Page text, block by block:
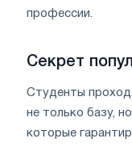
профессии.
Секрет
Студенты
не только базу,
которые